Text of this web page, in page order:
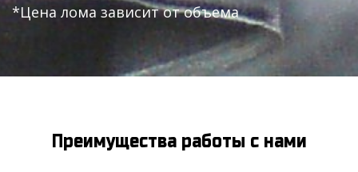
*Цена лома зависит от объема
Преимущества работы с нами